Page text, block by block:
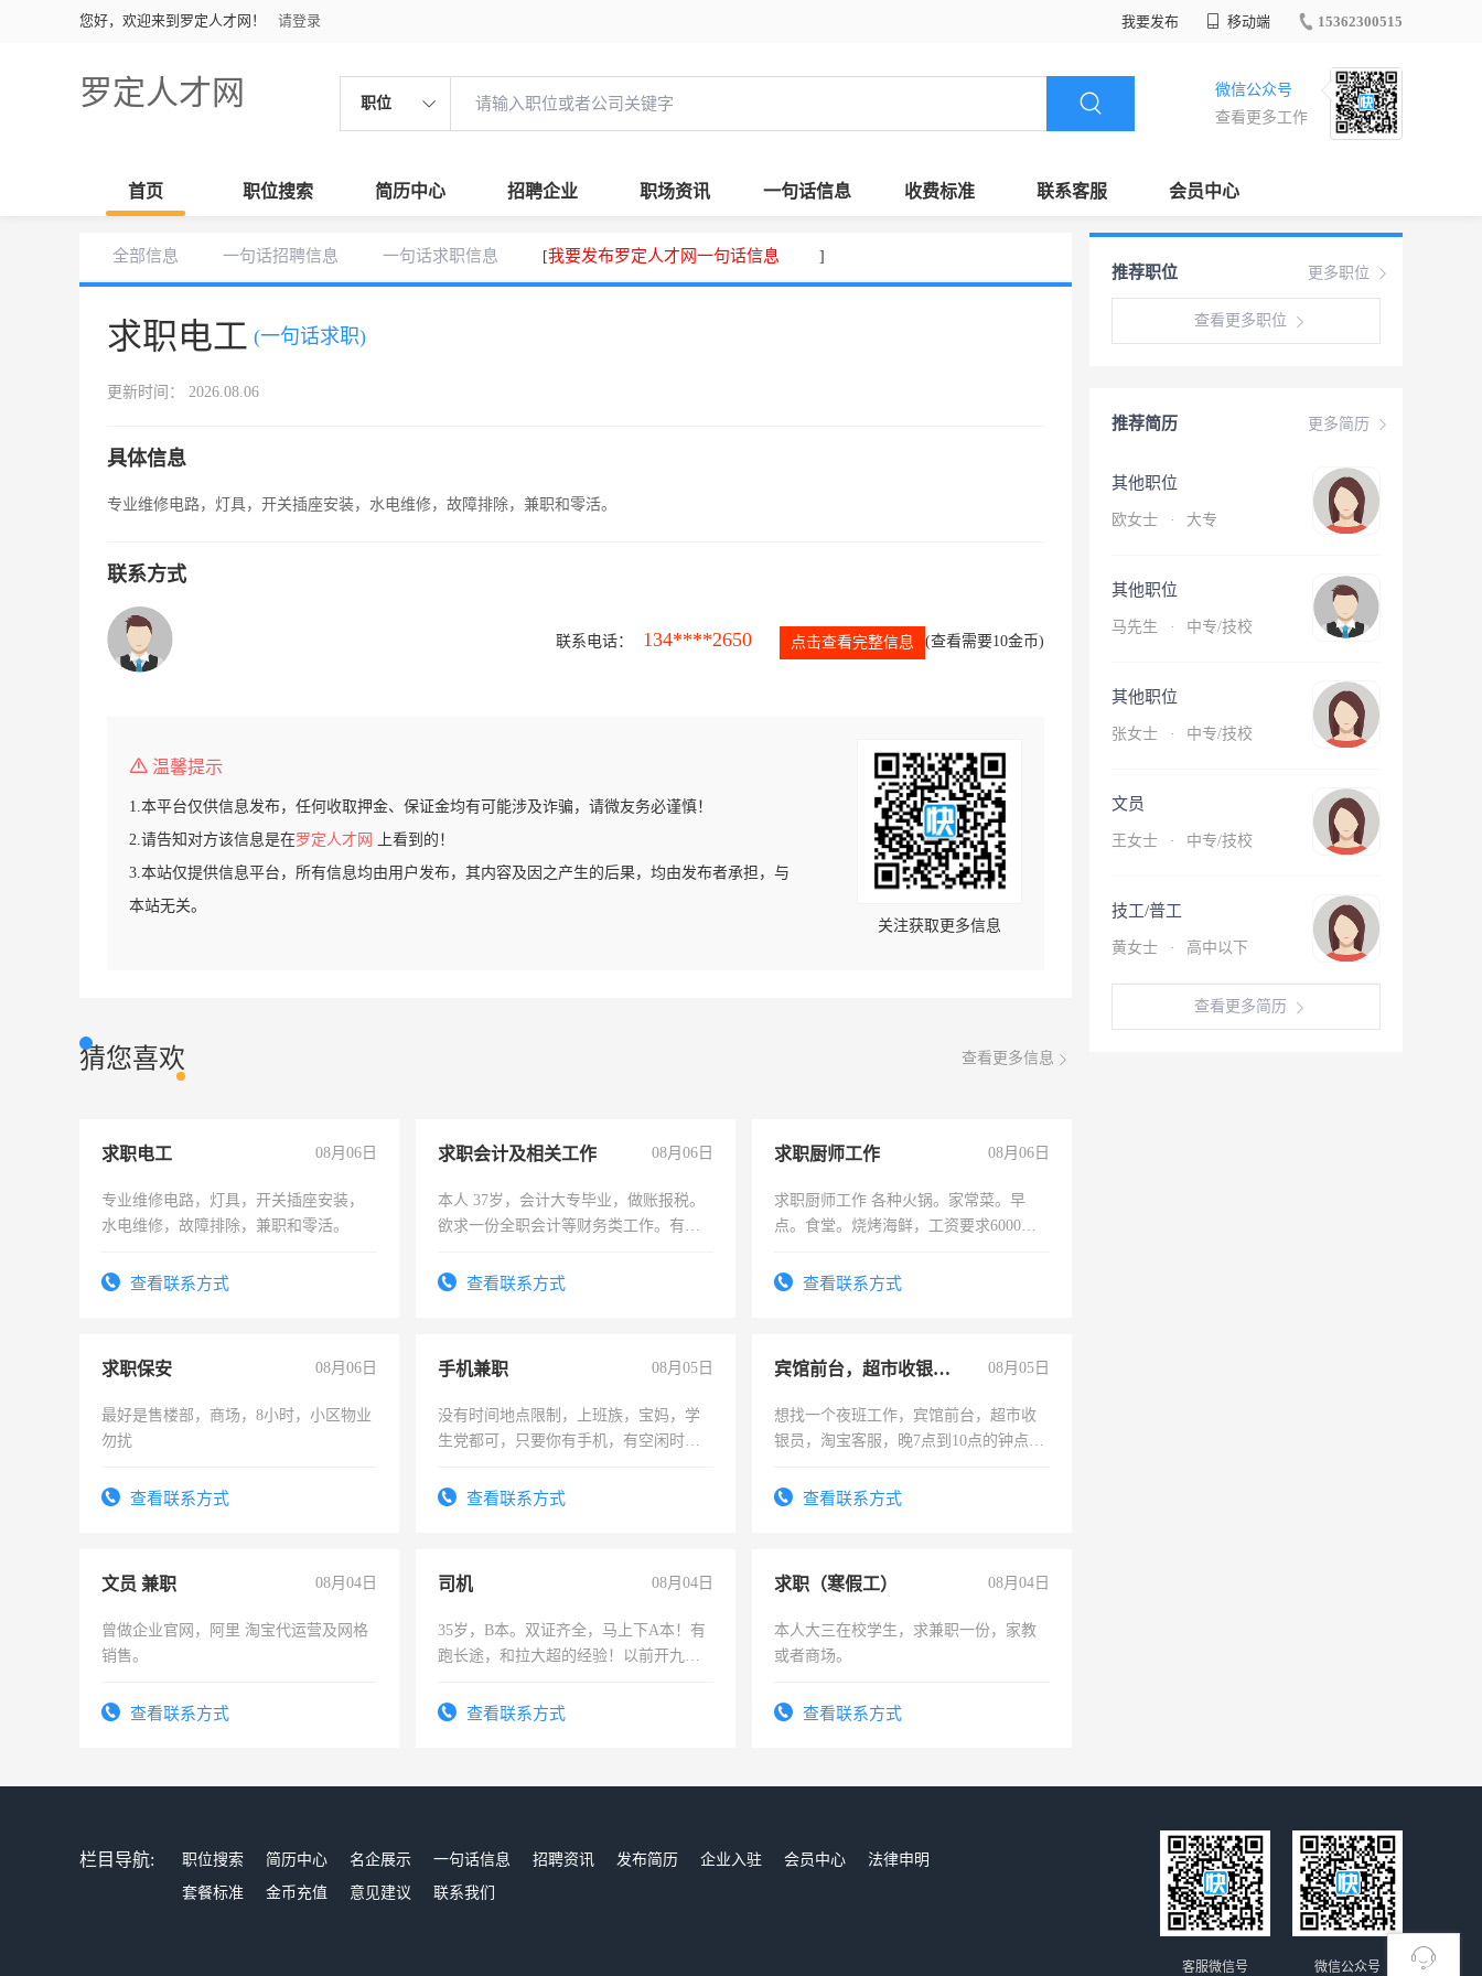
您好，欢迎来到罗定人才网！ 请登录 我要发布 移动端 15362300515
罗定人才网 职位
微信公众号
查看更多工作
首页 职位搜索 简历中心 招聘企业 职场资讯 一句话信息 收费标准 联系客服 会员中心
全部信息 一句话招聘信息 一句话求职信息 [我要发布罗定人才网一句话信息 ]
求职电工 (一句话求职)
更新时间： 2026.08.06
具体信息
专业维修电路，灯具，开关插座安装，水电维修，故障排除，兼职和零活。
联系方式
联系电话： 134****2650 点击查看完整信息 (查看需要10金币)
温馨提示
1.本平台仅供信息发布，任何收取押金、保证金均有可能涉及诈骗，请微友务必谨慎！
2.请告知对方该信息是在罗定人才网
上看到的！
3.本站仅提供信息平台，所有信息均由用户发布，其内容及因之产生的后果，均由发布者承担，与
本站无关。
关注获取更多信息
猜您喜欢 查看更多信息
求职电工 08月06日
专业维修电路，灯具，开关插座安装，
水电维修，故障排除，兼职和零活。
查看联系方式
求职会计及相关工作 08月06日
本人 37岁，会计大专毕业，做账报税。
欲求一份全职会计等财务类工作。有会
查看联系方式
求职厨师工作 08月06日
求职厨师工作 各种火锅。家常菜。早
点。食堂。烧烤海鲜，工资要求6000以
查看联系方式
求职保安 08月06日
最好是售楼部，商场，8小时，小区物业
勿扰
查看联系方式
手机兼职 08月05日
没有时间地点限制，上班族，宝妈，学
生党都可，只要你有手机，有空闲时
勤快的四五十，每天挣零花钱没问题！
查看联系方式
宾馆前台，超市收银员，淘宝客服 08月05日
想找一个夜班工作，宾馆前台，超市收
银员，淘宝客服，晚7点到10点的钟点
号同微信查看联系方式
文员 兼职 08月04日
曾做企业官网，阿里 淘宝代运营及网格
销售。
查看联系方式
司机 08月04日
35岁，B本。双证齐全，马上下A本！有
跑长途，和拉大超的经验！以前开九米
查看联系方式
求职（寒假工） 08月04日
本人大三在校学生，求兼职一份，家教
或者商场。
查看联系方式
更多职位
推荐职位
查看更多职位
更多简历
推荐简历
其他职位
欧女士 · 大专
其他职位
马先生 · 中专/技校
其他职位
张女士 · 中专/技校
文员
王女士 · 中专/技校
技工/普工
黄女士 · 高中以下
查看更多简历
栏目导航: 职位搜索 简历中心 名企展示 一句话信息 招聘资讯 发布简历 企业入驻 会员中心
法律申明
套餐标准
金币充值 意见建议 联系我们
微信公众号
客服微信号